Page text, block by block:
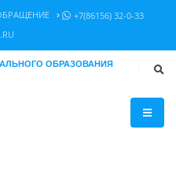
+7(86156) 32-0-33
ОБРАЗОВАНИЯ